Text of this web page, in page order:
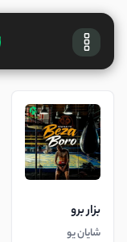
بزار برو
شایان یو